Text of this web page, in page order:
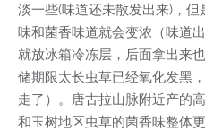
淡一些(味道还未散发出来)，
味和菌香味道就会变浓（味道
就放冰箱冷冻层，后面拿出来
储期限太长虫草已经氧化发黑
走了）。唐古拉山脉附近产的
和玉树地区虫草的菌香味整体